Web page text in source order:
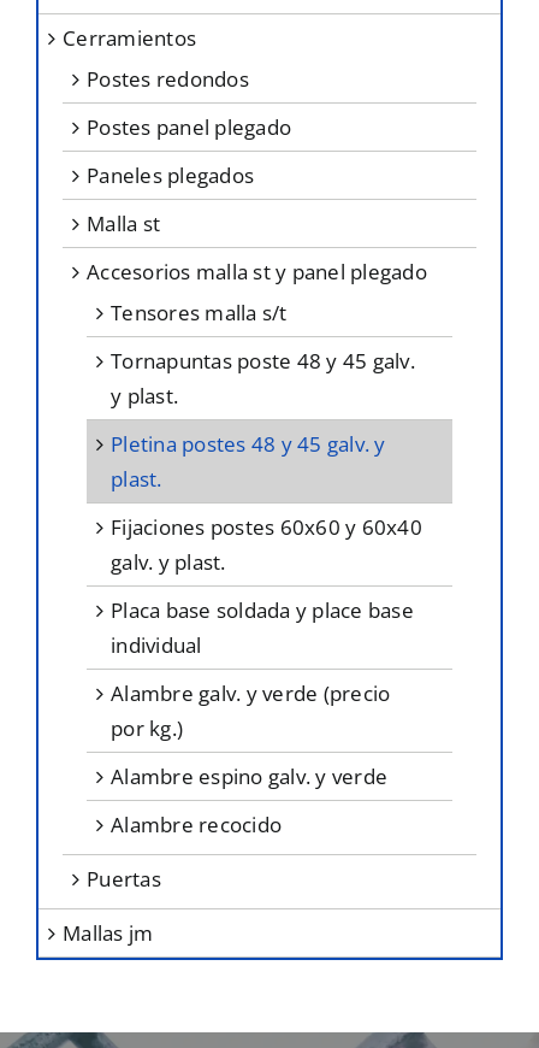
cerramientos
postes redondos
postes panel plegado
paneles plegados
malla st
accesorios malla st y panel plegado
tensores malla s/t
tornapuntas poste 48 y 45 galv.
y plast.
pletina postes 48 y 45 galv. y
plast.
fijaciones postes 60x60 y 60x40
galv. y plast.
placa base soldada y place base
individual
alambre galv. y verde (precio
por kg.)
alambre espino galv. y verde
alambre recocido
puertas
mallas jm